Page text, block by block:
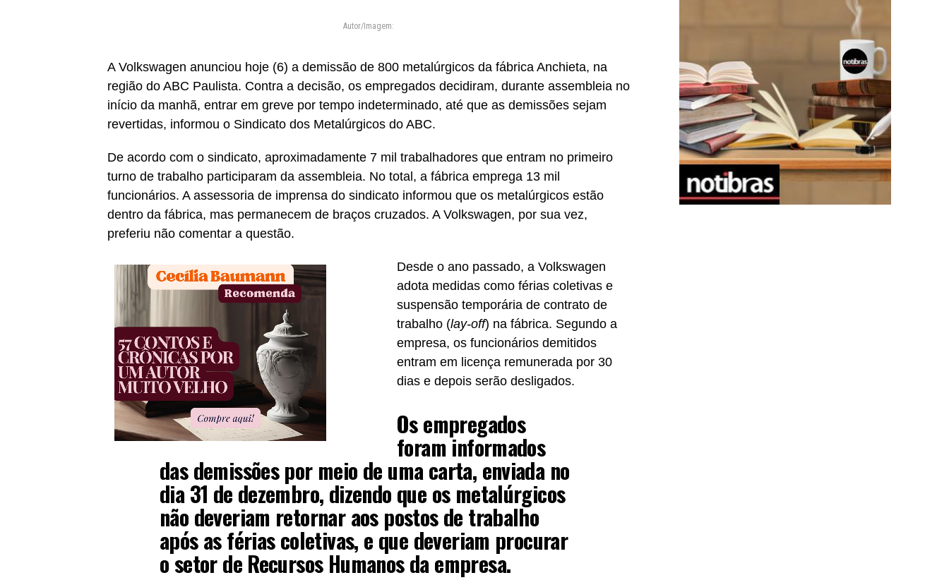
Autor/Imagem:
A Volkswagen anunciou hoje (6) a demissão de 800 metalúrgicos da fábrica Anchieta, na
região do ABC Paulista. Contra a decisão, os empregados decidiram, durante assembleia no
início da manhã, entrar em greve por tempo indeterminado, até que as demissões sejam
revertidas, informou o Sindicato dos Metalúrgicos do ABC.
De acordo com o sindicato, aproximadamente 7 mil trabalhadores que entram no primeiro
turno de trabalho participaram da assembleia. No total, a fábrica emprega 13 mil
funcionários. A assessoria de imprensa do sindicato informou que os metalúrgicos estão
dentro da fábrica, mas permanecem de braços cruzados. A Volkswagen, por sua vez,
preferiu não comentar a questão.
Desde o ano passado, a Volkswagen
adota medidas como férias coletivas e
suspensão temporária de contrato de
trabalho (lay-off) na fábrica. Segundo a
empresa, os funcionários demitidos
entram em licença remunerada por 30
dias e depois serão desligados.
Os empregados
foram informados
das demissões por meio de uma carta, enviada no
dia 31 de dezembro, dizendo que os metalúrgicos
não deveriam retornar aos postos de trabalho
após as férias coletivas, e que deveriam procurar
o setor de Recursos Humanos da empresa.